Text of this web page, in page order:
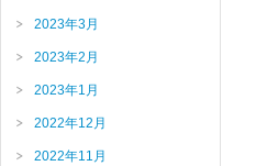
2023年3月
2023年2月
2023年1月
2022年12月
2022年11月